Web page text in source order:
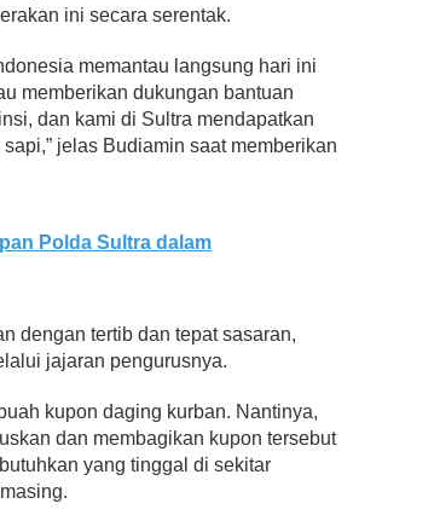
ini secara serentak.
memantau langsung hari ini
memberikan dukungan bantuan
dan kami di Sultra mendapatkan
jelas Budiamin saat memberikan
Polda Sultra dalam
dengan tertib dan tepat sasaran,
jajaran pengurusnya.
kupon daging kurban. Nantinya,
dan membagikan kupon tersebut
yang tinggal di sekitar